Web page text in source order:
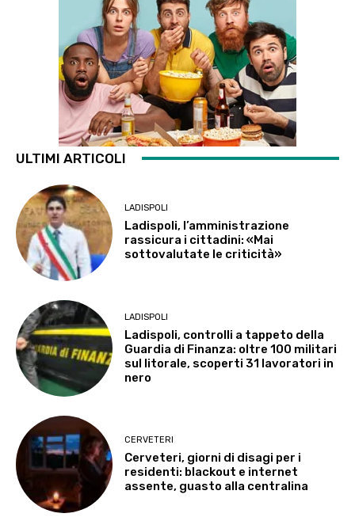
ULTIMI ARTICOLI
LADISPOLI
Ladispoli, l’amministrazione
rassicura i cittadini: «Mai
sottovalutate le criticità»
LADISPOLI
Ladispoli, controlli a tappeto della
Guardia di Finanza: oltre 100 militari
sul litorale, scoperti 31 lavoratori in
nero
CERVETERI
Cerveteri, giorni di disagi per i
residenti: blackout e internet
assente, guasto alla centralina